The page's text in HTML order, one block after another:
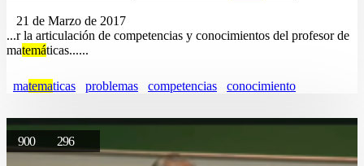
21 de Marzo de 2017
...r la articulación de competencias y conocimientos del profesor de
matemáticas......
matematicas problemas competencias conocimiento
900 296